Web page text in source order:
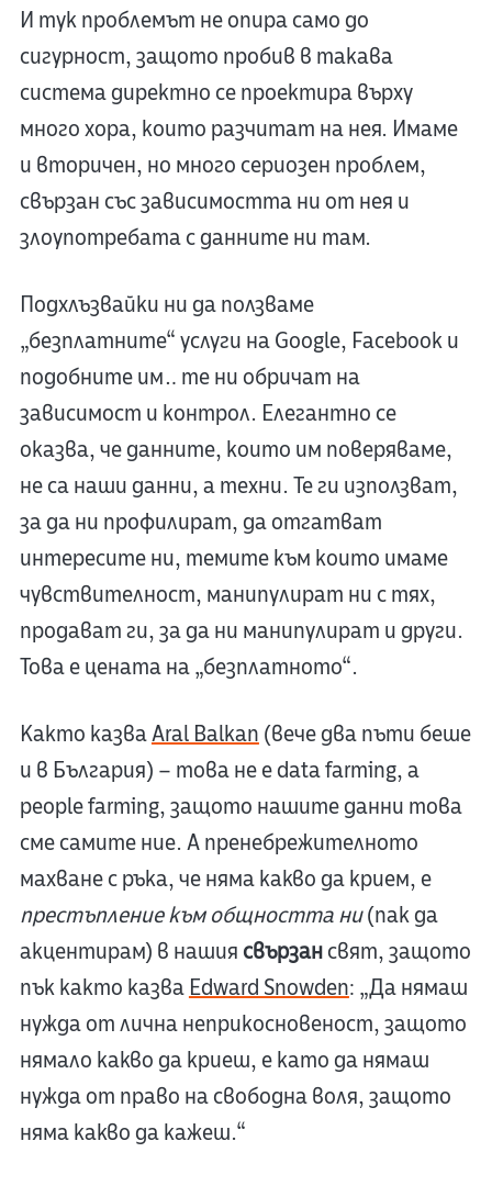
И тук проблемът не опира само до
сигурност, защото пробив в такава
система директно се проектира върху
много хора, които разчитат на нея. Имаме
и вторичен, но много сериозен проблем,
свързан със зависимостта ни от нея и
злоупотребата с данните ни там.
Подхлъзвайки ни да ползваме
„безплатните“ услуги на Google, Facebook и
подобните им… те ни обричат на
зависимост и контрол. Елегантно се
оказва, че данните, които им поверяваме,
не са наши данни, а техни. Те ги използват,
за да ни профилират, да отгатват
интересите ни, темите към които имаме
чувствителност, манипулират ни с тях,
продават ги, за да ни манипулират и други.
Това е цената на „безплатното“.
Както казваAral Balkan (вече два пъти беше
и в България) – това не е data farming, а
people farming, защото нашите данни това
сме самите ние. А пренебрежителното
махване с ръка, че няма какво да крием, е
престъпление към общността ни(пак да
акцентирам) в нашия свързансвят, защото
пък както казва Edward Snowden: „Да нямаш
нужда от лична неприкосновеност, защото
нямало какво да криеш, е като да нямаш
нужда от право на свободна воля, защото
няма какво да кажеш.“